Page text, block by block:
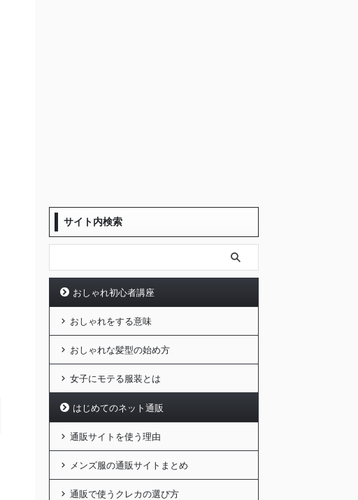
サイト内検索
おしゃれ初心者講座
おしゃれをする意味
おしゃれな髪型の始め方
女子にモテる服装とは
はじめてのネット通販
通販サイトを使う理由
メンズ服の通販サイトまとめ
通販で使うクレカの選び方